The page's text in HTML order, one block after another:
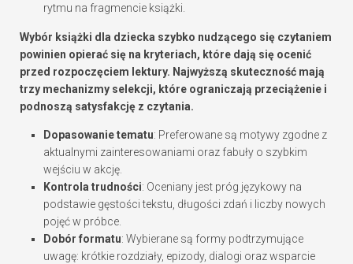
rytmu na fragmencie książki.
Wybór książki dla dziecka szybko nudzącego się czytaniem
powinien opierać się na kryteriach, które dają się ocenić
przed rozpoczęciem lektury. Najwyższą skuteczność mają
trzy mechanizmy selekcji, które ograniczają przeciążenie i
podnoszą satysfakcję z czytania.
Dopasowanie tematu: Preferowane są motywy zgodne z
aktualnymi zainteresowaniami oraz fabuły o szybkim
wejściu w akcję.
Kontrola trudności: Oceniany jest próg językowy na
podstawie gęstości tekstu, długości zdań i liczby nowych
pojęć w próbce.
Dobór formatu: Wybierane są formy podtrzymujące
uwagę: krótkie rozdziały, epizody, dialogi oraz wsparcie